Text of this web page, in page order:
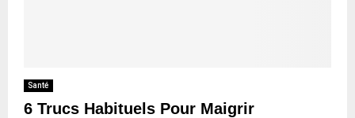
Santé
6 Trucs Habituels Pour Maigrir